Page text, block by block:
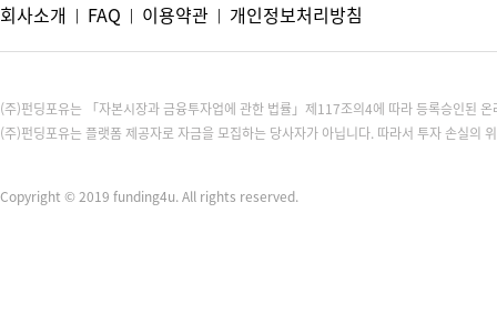
회사소개 | FAQ | 이용약관 | 개인정보처리방침
(주)펀딩포유는 「자본시장과 금융투자업에 관한 법률」제117조의4에 따라 등록승인된
(주)펀딩포유는 플랫폼 제공자로 자금을 모집하는 당사자가 아닙니다. 따라서 투자 손실의
Copyright © 2019 funding4u. All rights reserved.